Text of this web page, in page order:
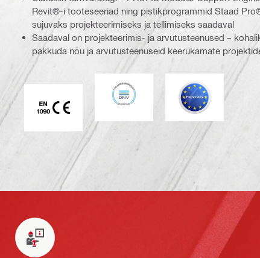
Revit®-i tooteseeriad ning pistikprogrammid Staad
sujuvaks projekteerimiseks ja tellimiseks saadaval
Saadaval on projekteerimis- ja arvutusteenused –
pakkuda nõu ja arvutusteenuseid keerukamate
CE EN 1090 vastavusmärgis
DNV Eurocode